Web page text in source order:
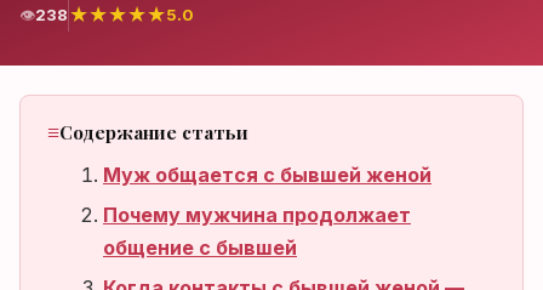
Зарегистрироваться
👁238★★★★★5.0
Содержание статьи
Муж общается с бывшей женой
Почему мужчина продолжает
общение с бывшей